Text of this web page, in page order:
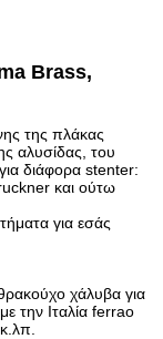
Brass,
της πλάκας
αλυσίδας, του
διάφορα stenter:
και ούτω
για εσάς
χάλυβα για
την Ιταλία ferrao